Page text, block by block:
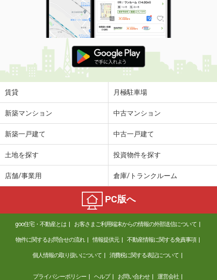
賃貸 月極駐車場
新築マンション 中古マンション
新築一戸建て 中古一戸建て
土地を探す 投資物件を探す
店舗/事業用 倉庫/トランクルーム
PC版へ
goo住宅・不動産とは お客さまご利用端末からの情報の外部送信について
物件に関するお問合せの流れ 情報提供元 不動産情報に関する免責事項
個人情報の取り扱いについて 消費税に関する表記について
プライバシーポリシー ヘルプ お問い合わせ 運営会社